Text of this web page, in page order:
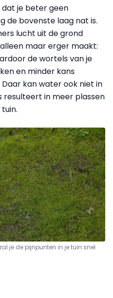
je beter geen
de bovenste laag nat is.
lucht uit de grond
maar erger maakt:
de wortels van je
en minder kans
kan water ook niet in
resulteert in meer plassen
je de pijnpunten in je tuin snel